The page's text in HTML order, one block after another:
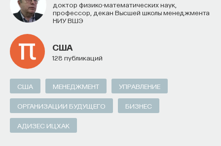
доктор физико-математических наук,
профессор, декан Высшей школы менеджмента
НИУ ВШЭ
США
128 публикаций
США МЕНЕДЖМЕНТ УПРАВЛЕНИЕ
ОРГАНИЗАЦИИ БУДУЩЕГО БИЗНЕС
АДИЗЕС ИЦХАК